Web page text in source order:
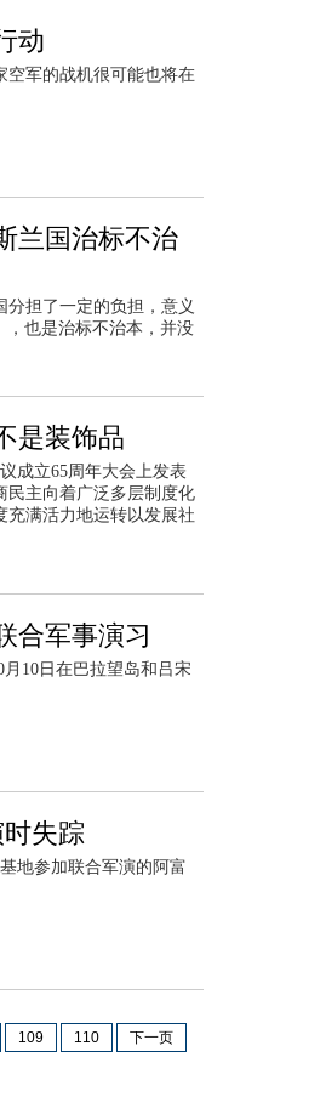
动
空军的战机很可能也将在
兰国治标不治
担了一定的负担，意义
，也是治标不治本，并没
是装饰品
成立65周年大会上发表
民主向着广泛多层制度化
充满活力地运转以发展社
合军事演习
10日在巴拉望岛和吕宋
失踪
地参加联合军演的阿富
109 110 下一页